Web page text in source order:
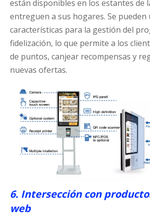
están disponibles en los estantes de
entreguen a sus hogares. Se
características para la gestión del
fidelización, lo que permite a los
de puntos, canjear recompensas y
nuevas ofertas.
6. Intersección con
web